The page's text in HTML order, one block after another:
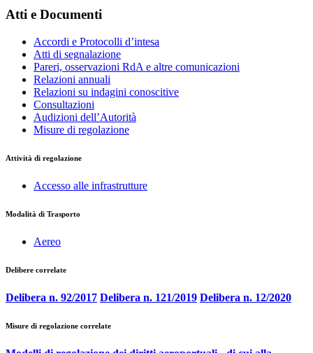
Atti e Documenti
Accordi e Protocolli d’intesa
Atti di segnalazione
Pareri, osservazioni RdA e altre comunicazioni
Relazioni annuali
Relazioni su indagini conoscitive
Consultazioni
Audizioni dell’Autorità
Misure di regolazione
Attività di regolazione
Accesso alle infrastrutture
Modalità di Trasporto
Aereo
Delibere correlate
Delibera n. 92/2017 Delibera n. 121/2019 Delibera n. 12/2020
Misure di regolazione correlate